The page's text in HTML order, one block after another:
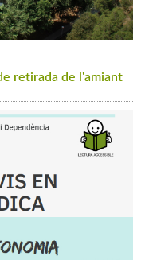
retirada de l'amiant